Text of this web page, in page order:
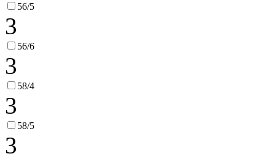
56/5
3
56/6
3
58/4
3
58/5
3